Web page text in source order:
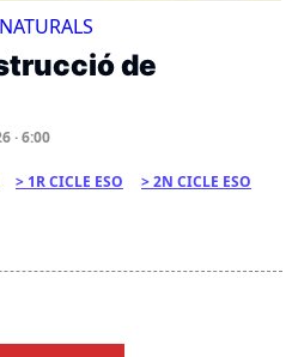
de
· 6:00
1R CICLE ESO
2N CICLE ESO